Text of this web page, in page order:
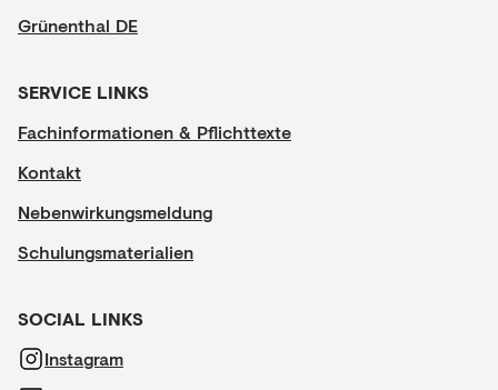
Grünenthal DE
SERVICE LINKS
Fachinformationen & Pflichttexte
Kontakt
Nebenwirkungsmeldung
Schulungsmaterialien
SOCIAL LINKS
Instagram